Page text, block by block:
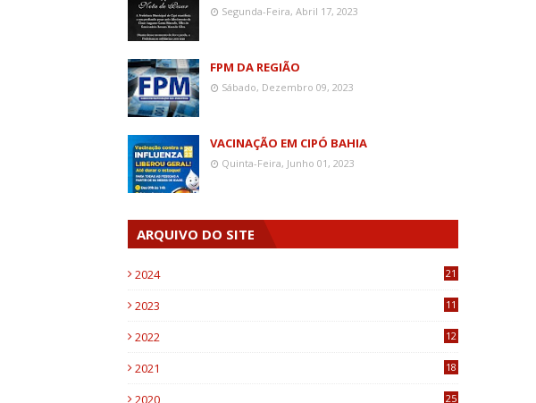
Segunda-Feira, Abril 17, 2023
FPM DA REGIÃO
Sábado, Dezembro 09, 2023
VACINAÇÃO EM CIPÓ BAHIA
Quinta-Feira, Junho 01, 2023
ARQUIVO DO SITE
2024 21
2023
11
2022
12
2021
18
2020 25